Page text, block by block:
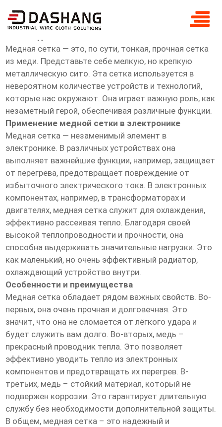
OEM медная сетка
Медная сетка — это, по сути, тонкая, прочная сетка
из меди. Представьте себе мелкую, но крепкую
металлическую сито. Эта сетка используется в
невероятном количестве устройств и технологий,
которые нас окружают. Она играет важную роль, как
незаметный герой, обеспечивая различные функции.
Применение медной сетки в электронике
Медная сетка — незаменимый элемент в
электронике. В различных устройствах она
выполняет важнейшие функции, например, защищает
от перегрева, предотвращает повреждение от
избыточного электрического тока. В электронных
компонентах, например, в трансформаторах и
двигателях, медная сетка служит для охлаждения,
эффективно рассеивая тепло. Благодаря своей
высокой теплопроводности и прочности, она
способна выдерживать значительные нагрузки. Это
как маленький, но очень эффективный радиатор,
охлаждающий устройство внутри.
Особенности и преимущества
Медная сетка обладает рядом важных свойств. Во-
первых, она очень прочная и долговечная. Это
значит, что она не сломается от лёгкого удара и
будет служить вам долго. Во-вторых, медь –
прекрасный проводник тепла. Это позволяет
эффективно уводить тепло из электронных
компонентов и предотвращать их перегрев. В-
третьих, медь – стойкий материал, который не
подвержен коррозии. Это гарантирует длительную
службу без необходимости дополнительной защиты.
В общем, медная сетка – это надежный и